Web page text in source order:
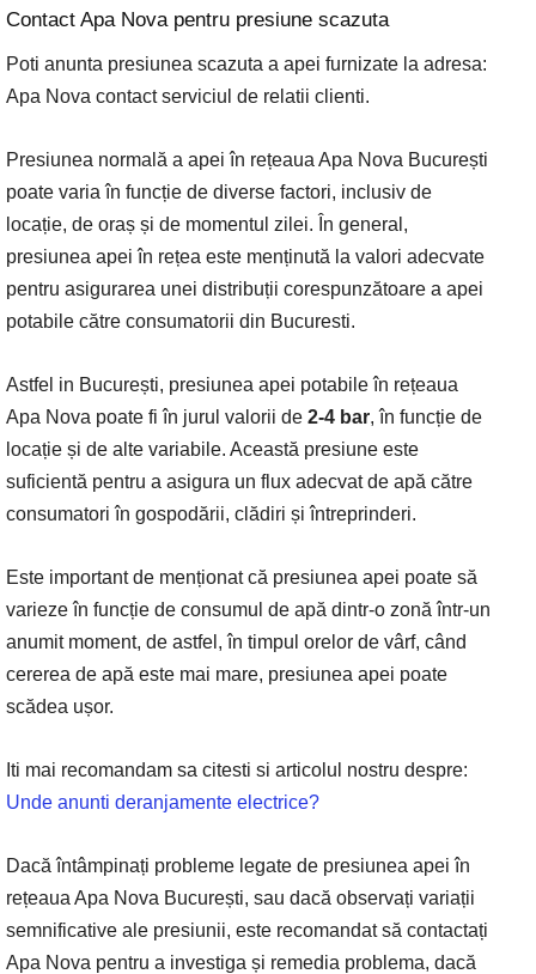
Contact Apa Nova pentru presiune scazuta
Poti anunta presiunea scazuta a apei furnizate la adresa:
Apa Nova contact serviciul de relatii clienti.
Presiunea normală a apei în rețeaua Apa Nova București
poate varia în funcție de diverse factori, inclusiv de
locație, de oraș și de momentul zilei. În general,
presiunea apei în rețea este menținută la valori adecvate
pentru asigurarea unei distribuții corespunzătoare a apei
potabile către consumatorii din Bucuresti.
Astfel in București, presiunea apei potabile în rețeaua
Apa Nova poate fi în jurul valorii de 2-4 bar, în funcție de
locație și de alte variabile. Această presiune este
suficientă pentru a asigura un flux adecvat de apă către
consumatori în gospodării, clădiri și întreprinderi.
Este important de menționat că presiunea apei poate să
varieze în funcție de consumul de apă dintr-o zonă într-un
anumit moment, de astfel, în timpul orelor de vârf, când
cererea de apă este mai mare, presiunea apei poate
scădea ușor.
Iti mai recomandam sa citesti si articolul nostru despre:
Unde anunti deranjamente electrice?
Dacă întâmpinați probleme legate de presiunea apei în
rețeaua Apa Nova București, sau dacă observați variații
semnificative ale presiunii, este recomandat să contactați
Apa Nova pentru a investiga și remedia problema, dacă